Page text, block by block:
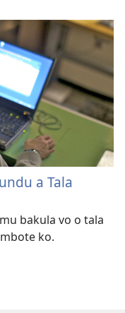
a Tala
bakula vo o tala
ko.